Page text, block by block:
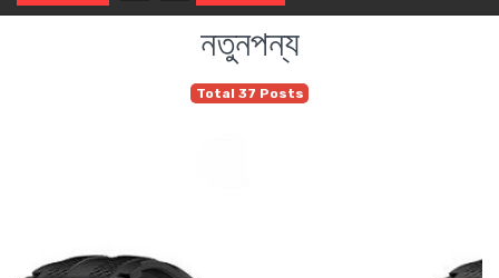
নতুনপন্য
Total 37 Posts